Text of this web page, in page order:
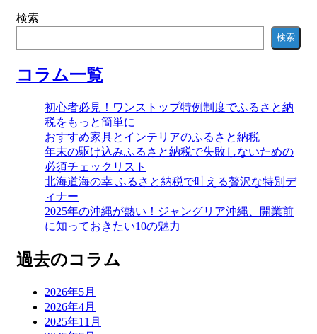
検索
検索
コラム一覧
初心者必見！ワンストップ特例制度でふるさと納
税をもっと簡単に
おすすめ家具とインテリアのふるさと納税
年末の駆け込みふるさと納税で失敗しないための
必須チェックリスト
北海道海の幸 ふるさと納税で叶える贅沢な特別デ
ィナー
2025年の沖縄が熱い！ジャングリア沖縄、開業前
に知っておきたい10の魅力
過去のコラム
2026年5月
2026年4月
2025年11月